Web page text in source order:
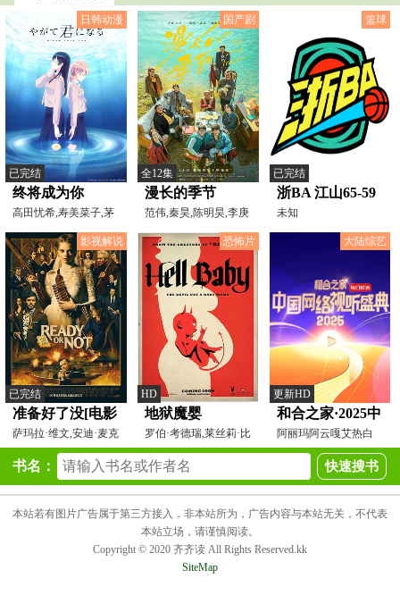
日韩动漫
已完结
终将成为你
高田忧希,寿美菜子,茅
野爱衣,市川太一,野上
国产剧
全12集
漫长的季节
范伟,秦昊,陈明昊,李庚
希,刘奕铁,蒋奇明,刘
篮球
已完结
浙BA 江山65-59
常山20260807
未知
影视解说
已完结
准备好了没[电影
解说]
萨玛拉·维文,安迪·麦克
道威尔,马克·奥布
恐怖片
HD
地狱魔婴
罗伯·考德瑞,莱丝莉·比
伯,托马斯·列农,
大陆综艺
更新HD
和合之家·2025中
国网络视听盛典
阿丽玛阿云嘎艾热白
举纲保保熊鲍蕾
书名：
本站若有图片广告属于第三方接入，非本站所为，广告内容与本站无关，不代表
本站立场，请谨慎阅读。
Copyright © 2020 齐齐读 All Rights Reserved.kk
SiteMap